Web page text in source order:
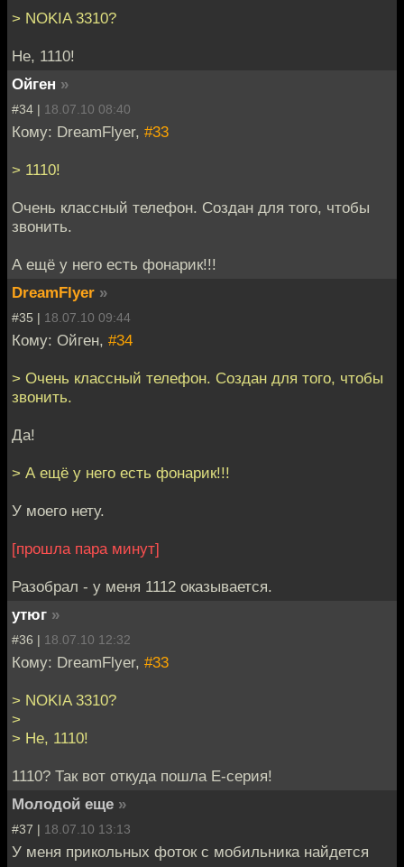
> NOKIA 3310?
Не, 1110!
Ойген »
#34 | 18.07.10 08:40
Кому: DreamFlyer, #33
> 1110!
Очень классный телефон. Создан для того, чтобы
звонить.
А ещё у него есть фонарик!!!
DreamFlyer »
#35 | 18.07.10 09:44
Кому: Ойген, #34
> Очень классный телефон. Создан для того, чтобы
звонить.
Да!
> А ещё у него есть фонарик!!!
У моего нету.
[прошла пара минут]
Разобрал - у меня 1112 оказывается.
утюг »
#36 | 18.07.10 12:32
Кому: DreamFlyer, #33
> NOKIA 3310?
>
> Не, 1110!
1110? Так вот откуда пошла Е-серия!
Молодой еще »
#37 | 18.07.10 13:13
У меня прикольных фоток с мобильника найдется